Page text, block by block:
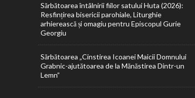
Sărbătoarea întâlnirii fiilor satului Huta (2026):
Resfințirea bisericii parohiale, Liturghie
arhierească și omagiu pentru Episcopul Gurie
Georgiu
Sărbătoarea „Cinstirea Icoanei Maicii Domnului
Grabnic-ajutătoarea de la Mănăstirea Dintr-un
Lemn”